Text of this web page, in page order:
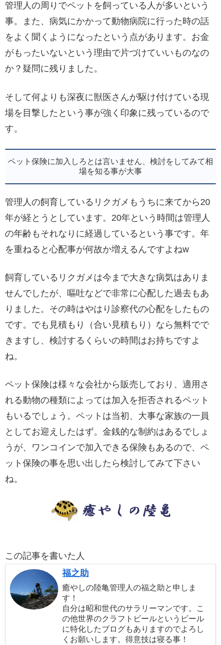
管理人の周りでペットを飼っている人が多いという
事。また、病気にかかって動物病院に行った時の話
をよく聞くようになったという点があります。お金
がもったいないという理由で片づけていいものなの
か？疑問に残りました。
そして何よりも深夜に獣医さんが駆け付けている現
場を目撃したという事が強く印象に残っているので
す。
ペット保険に加入しろとは言いません、検討をしてみて相
場を知る事が大事
管理人の飼育しているリクガメもうちに来てから20
年が経とうとしています。20年という時間は管理人
の年齢もそれなりに経過しているという事です。年
を重ねると心配事が何故か増えるんですよねw
飼育しているリクガメは今まで大きな病気はありま
せんでしたが、嘔吐などで非常に心配した過去もあ
りました。その時はやはり診察代の心配をしたもの
です。でも見積もり（合い見積もり）なら無料でで
きますし、検討するくらいの時間はお持ちですよ
ね。
ペット保険は様々な会社から販売しており、適用さ
れる動物の種類によっては加入を拒否されるペット
もいるでしょう。ペットは当初、大事な家族の一員
としてお迎えしたはず。金銭的な制約はあるでしょ
うが、ワンコインで加入できる保険もあるので、ペ
ット保険の事を思い出したら検討してみて下さい
ね。
この記事を書いた人
福之助
癒やしの陸亀管理人の福之助と申しま
す！
自分は昭和世代のサラリーマンです。こ
の他世界のクラフトビールというビール
に特化したブログもありますのでよろし
くお願いします。得意技は寝る事！